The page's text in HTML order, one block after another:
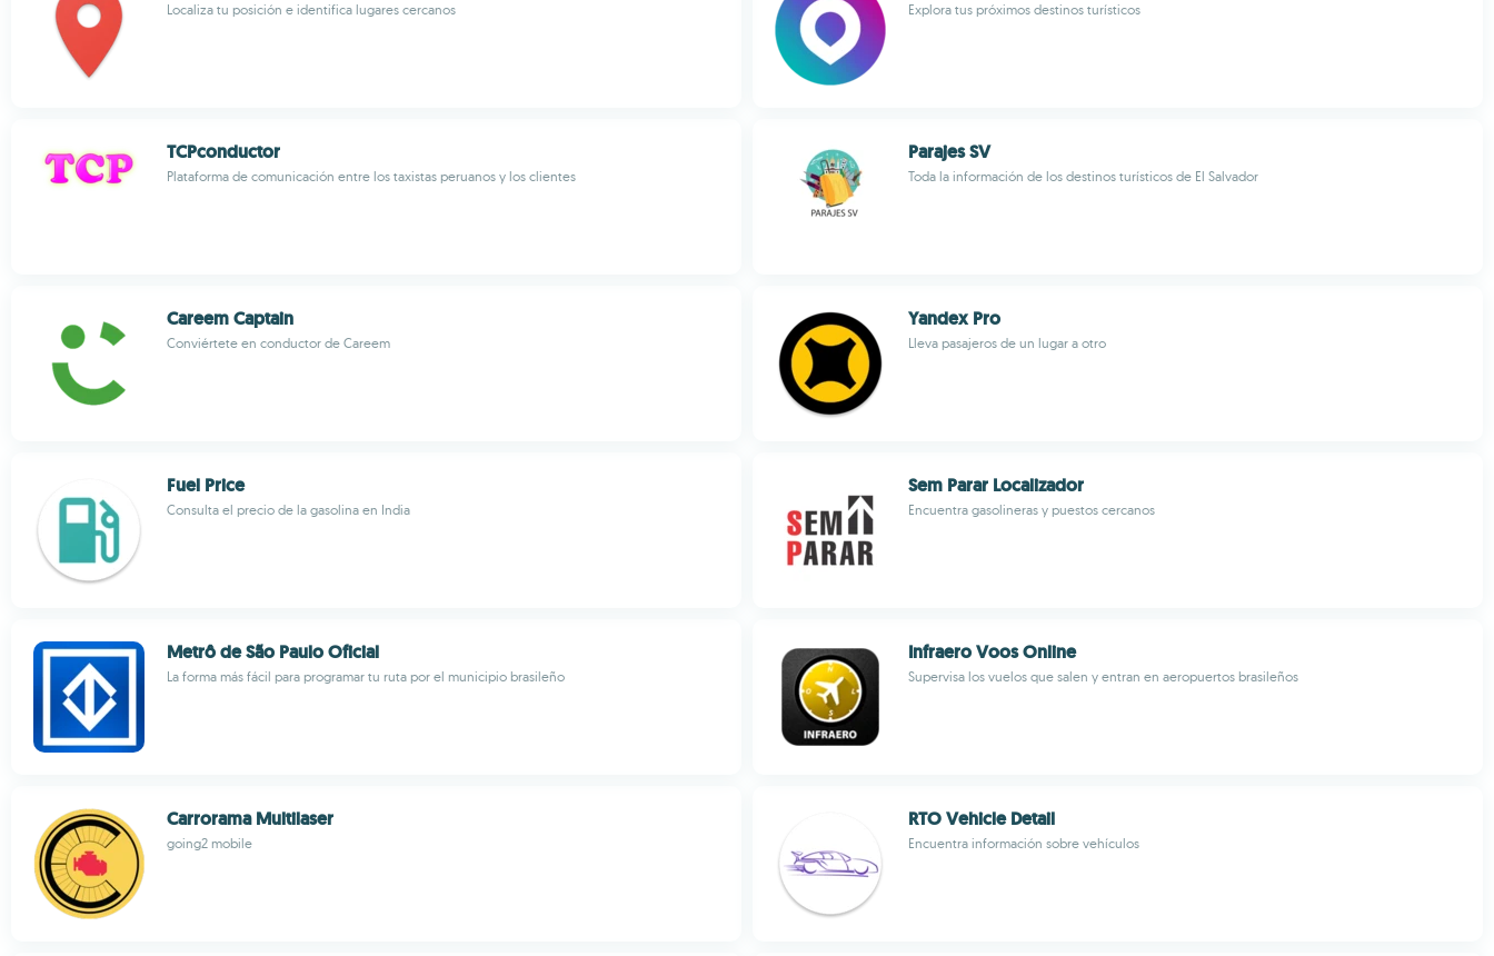
Localiza tu posición e identifica lugares cercanos Explora tus próximos destinos turísticos
TCPconductor
Plataforma de comunicación entre los taxistas peruanos y los clientes
Parajes SV
Toda la información de los destinos turísticos de El Salvador
Careem Captain
Conviértete en conductor de Careem
Yandex Pro
Lleva pasajeros de un lugar a otro
Fuel Price
Consulta el precio de la gasolina en India
Sem Parar Localizador
Encuentra gasolineras y puestos cercanos
Metrô de São Paulo Oficial
La forma más fácil para programar tu ruta por el municipio brasileño
Infraero Voos Online
Supervisa los vuelos que salen y entran en aeropuertos brasileños
Carrorama Multilaser
going2 mobile
RTO Vehicle Detail
Encuentra información sobre vehículos